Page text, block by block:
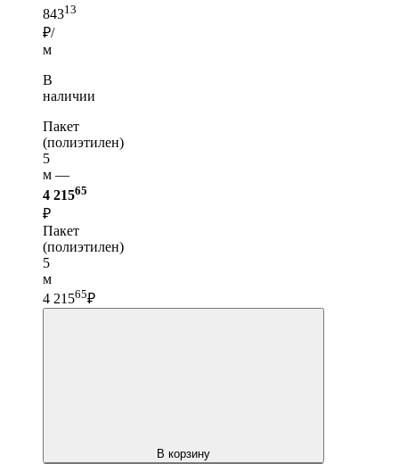
84313
₽/
м
В
наличии
Пакет
(полиэтилен)
5
м —
4 21565
₽
Пакет
(полиэтилен)
5
м
4 21565₽
В корзину